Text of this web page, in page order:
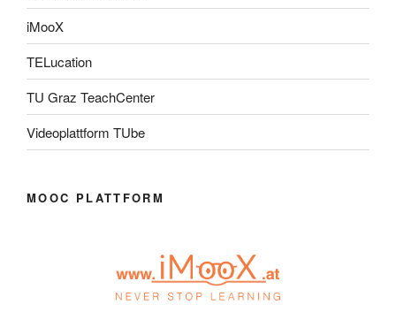
iMooX
TELucation
TU Graz TeachCenter
Videoplattform TUbe
MOOC PLATTFORM